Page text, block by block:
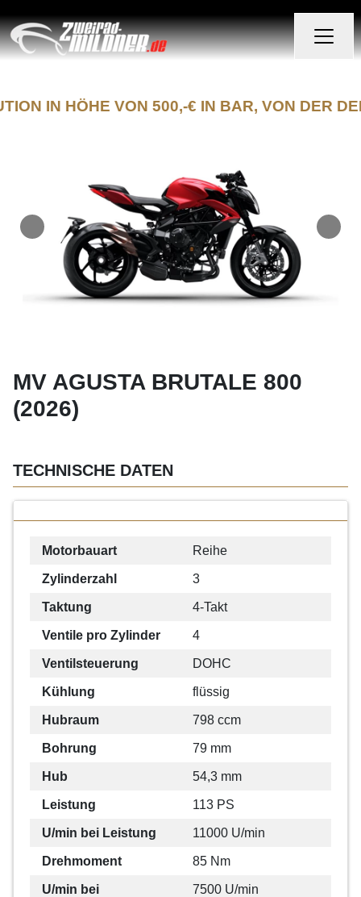
VON 500,-€ IN BAR, VON DER DER
MV AGUSTA BRUTALE 800
(2026)
TECHNISCHE DATEN
Motorbauart Reihe
Zylinderzahl 3
Taktung 4-Takt
Ventile pro Zylinder 4
Ventilsteuerung DOHC
Kühlung flüssig
Hubraum 798 ccm
Bohrung 79 mm
Hub 54,3 mm
Leistung 113 PS
U/min bei Leistung 11000 U/min
Drehmoment 85 Nm
U/min bei 7500 U/min